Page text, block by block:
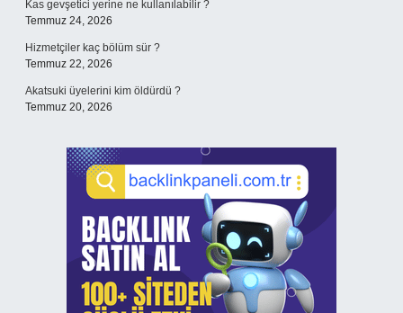
Kas gevşetici yerine ne kullanılabilir ?
Temmuz 24, 2026
Hizmetçiler kaç bölüm sür ?
Temmuz 22, 2026
Akatsuki üyelerini kim öldürdü ?
Temmuz 20, 2026